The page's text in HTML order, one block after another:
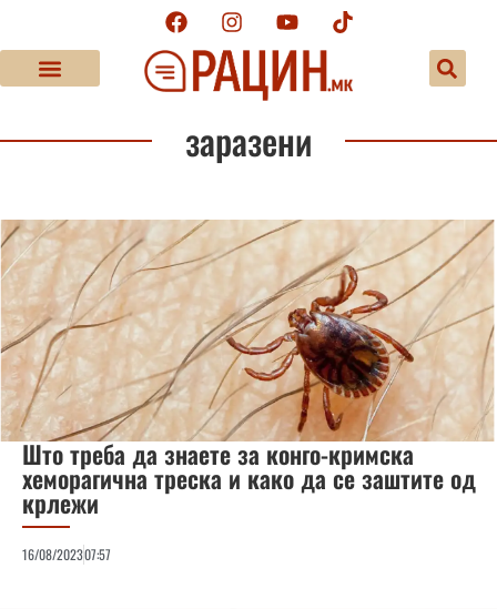
заразени
Што треба да знаете за конго-кримска
хеморагична треска и како да се заштите од
крлежи
16/08/202307:57